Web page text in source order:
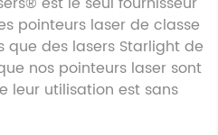
pointeurs laser de classe
que des lasers Starlight de
nos pointeurs laser sont
leur utilisation est sans